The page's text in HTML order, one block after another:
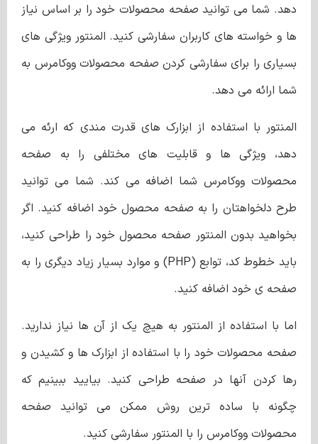
دهد. شما می توانید صفحه محصولات خود را بر اساس نیاز
ها و خواسته های کاربران سفارشی کنید. المنتور ویژگی های
بسیاری را برای سفارشی کردن صفحه محصولات ووکامرس به
شما ارائه می دهد.
المنتور با استفاده از ابزارک های قدرت مندی که ارئه می
دهد، ویژگی ها و قابلیت های مختلفی را به صفحه
محصولات ووکامرس شما اضافه می کند. شما می توانید
طرح دلخواهتان را به صفحه محصول خود اضافه کنید. اگر
بخواهید بدون المنتور صفحه محصول خود را طراحی کنید،
باید خطوط کد، توابع (PHP) و موارد بسیار زیاد دیگری را به
صفحه ی خود اضافه کنید.
اما با استفاده از المنتور به هیچ یک از آن ها نیاز ندارید.
صفحه محصولات خود را با استفاده از ابزارک ها و کشیدن و
رها کردن آنها در صفحه طراحی کنید. بیایید ببینیم که
چگونه با ساده ترین روش ممکن می توانید صفحه
محصولات ووکامرس را با المنتور سفارشی کنید.